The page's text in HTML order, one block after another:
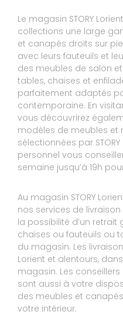
Expérience du 22/03/
Publié le 25/03/2024
Avis Guest Suite
9
10
PHILIPPE
Rien de particulier
Expérience du 13/03/
Publié le 14/03/2024
Avis Guest Suite
10
10
Mikaela ET
Tout est parfait
Expérience du 20/02/
Publié le 21/02/2024
Avis Guest Suite
Le magasin STORY
collections une large
et canapés droits sur
avec leurs fauteuils et
des meubles de salon
tables, chaises et
parfaitement adaptés
contemporaine. En
vous découvrirez
modèles de meubles et
sélectionnées par
personnel vous
semaine jusqu’à 19h
Au magasin STORY
nos services de
la possibilité d’un
chaises ou fauteuils ou
du magasin. Les
Lorient et alentours,
magasin. Les conseillers
sont aussi à votre
des meubles et
votre intérieur.